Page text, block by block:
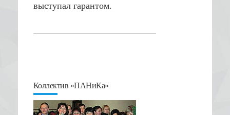
выступал гарантом.
Коллектив «ПАНиКа»